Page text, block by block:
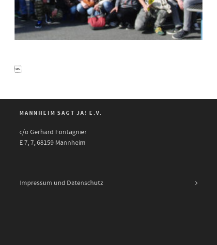

MANNHEIM SAGT JA! E.V.
c/o Gerhard Fontagnier
E 7, 7, 68159 Mannheim
Impressum und Datenschutz